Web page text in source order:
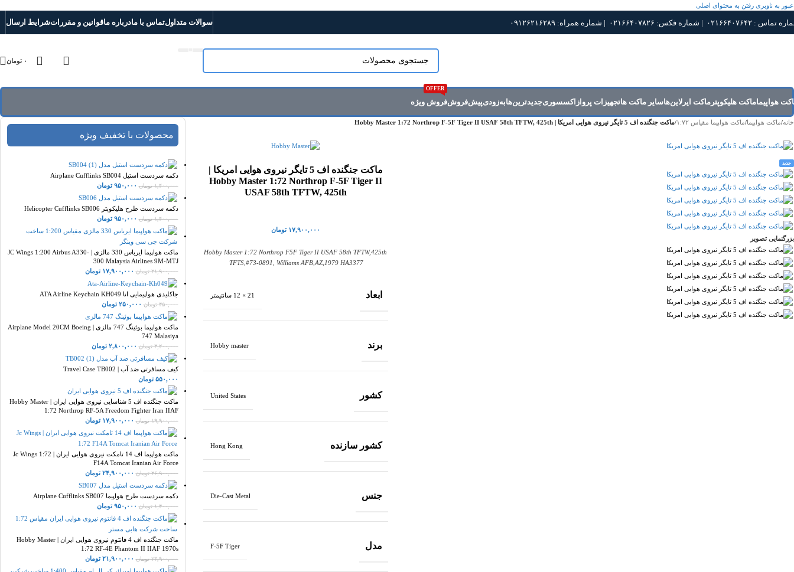
عبور به ناوبری رفتن به محتوای اصلی
۰۲۱۶۶۴۰۷۶۴۲ | شماره فکس: ۰۲۱۶۶۴۰۷۸۲۶ | شماره همراه: ۰۹۱۲۶۲۱۶۲۸۹ سوالات متداولتماس با مادرباره ماقوانین و مقرراتشرایط ارسال
۰ تومان
هواپیماماکت هلیکوپتر ماکت ایرلاین‌هاسایر ماکت هاتجهیزات پرواز اکسسوریجدیدترین‌هابه‌زودیپیش‌فروشفروش ویژه
OFFER
خانه/ماکت هواپیما/ماکت هواپیما مقیاس ۱:۷۲ /ماکت جنگنده اف 5 تایگر نیروی هوایی امریکا | Hobby Master 1:72 Northrop F-5F Tiger II USAF 58th TFTW, 425th
جدید
بزرگنمایی تصویر
ماکت جنگنده اف 5 تایگر نیروی هوایی امریکا |
Hobby Master 1:72 Northrop F-5F Tiger II
USAF 58th TFTW, 425th
۱۷,۹۰۰,۰۰۰ تومان
Hobby Master 1:72 Northrop F5F Tiger II USAF 58th TFTW,425th
TFTS,#73-0891, Williams AFB,AZ,1979 HA3377
ابعاد 21 × 12 سانتیمتر
برند Hobby master
کشور United States
کشور سازنده Hong Kong
جنس Die-Cast Metal
مدل F-5F Tiger
محصولات با تخفیف ویژه
دکمه سردست استیل Airplane Cufflinks SB004
۱,۴۰۰,۰۰۰ تومان ۹۵۰,۰۰۰ تومان
دکمه سردست طرح هلیکوپتر Helicopter Cufflinks SB006
۱,۴۰۰,۰۰۰ تومان ۹۵۰,۰۰۰ تومان
ماکت هواپیما ایرباس 330 مالزی | JC Wings 1:200 Airbus A330-
300 Malaysia Airlines 9M-MTJ
۲۱,۹۰۰,۰۰۰ تومان ۱۷,۹۰۰,۰۰۰ تومان
جاکلیدی هواپیمایی اتا ATA Airline Keychain KH049
۴۵۰,۰۰۰ تومان ۲۵۰,۰۰۰ تومان
ماکت هواپیما بوئینگ 747 مالزی | Airplane Model 20CM Boeing
747 Malasiya
۳,۲۰۰,۰۰۰ تومان ۲,۸۰۰,۰۰۰ تومان
کیف مسافرتی ضد آب | Travel Case TB002
۵۵۰,۰۰۰ تومان
ماکت جنگنده اف 5 شناسایی نیروی هوایی ایران | Hobby Master
1:72 Northrop RF-5A Freedom Fighter Iran IIAF
۱۹,۹۰۰,۰۰۰ تومان ۱۷,۹۰۰,۰۰۰ تومان
ماکت هواپیما اف 14 تامکت نیروی هوایی ایران | Jc Wings 1:72
F14A Tomcat Iranian Air Force
۲۶,۹۰۰,۰۰۰ تومان ۲۴,۹۰۰,۰۰۰ تومان
دکمه سردست طرح هواپیما Airplane Cufflinks SB007
۱,۴۰۰,۰۰۰ تومان ۹۵۰,۰۰۰ تومان
ماکت جنگنده اف 4 فانتوم نیروی هوایی ایران | Hobby Master
1:72 RF-4E Phantom II IIAF 1970s
۲۳,۹۰۰,۰۰۰ تومان ۲۱,۹۰۰,۰۰۰ تومان